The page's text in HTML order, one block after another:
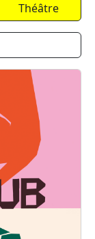
Théâtre